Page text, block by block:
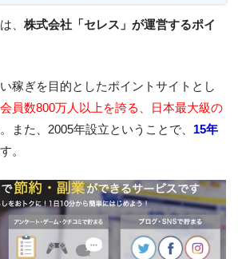
、 株式会社「セレス」が運営するポイ
稼ぎを目的としたポイントサイトとし
員数800万人以上を誇る、日本最大級の
また、2005年設立ということで、 15年
。